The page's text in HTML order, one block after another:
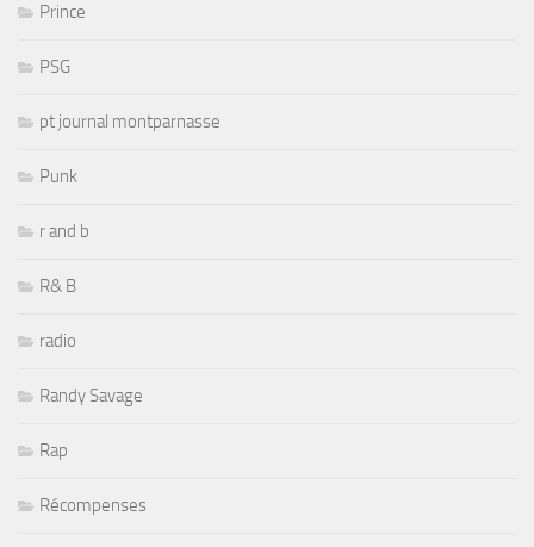
Prince
PSG
pt journal montparnasse
Punk
r and b
R& B
radio
Randy Savage
Rap
Récompenses